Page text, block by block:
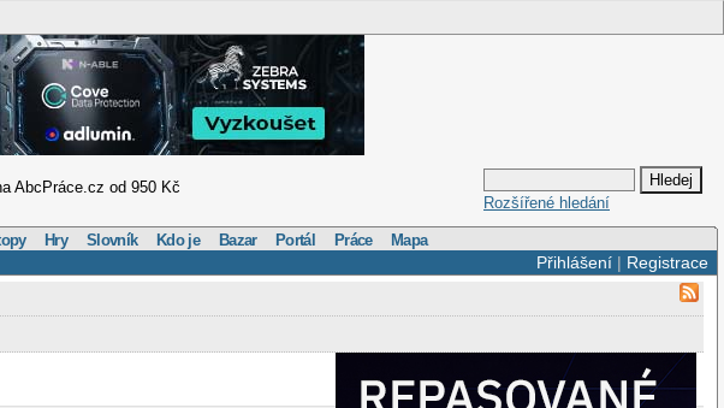
AbcPráce.cz od 950 Kč
Rozšířené hledání
Hry Slovník Kdo je Bazar Portál Práce Mapa
Přihlášení| Registrace